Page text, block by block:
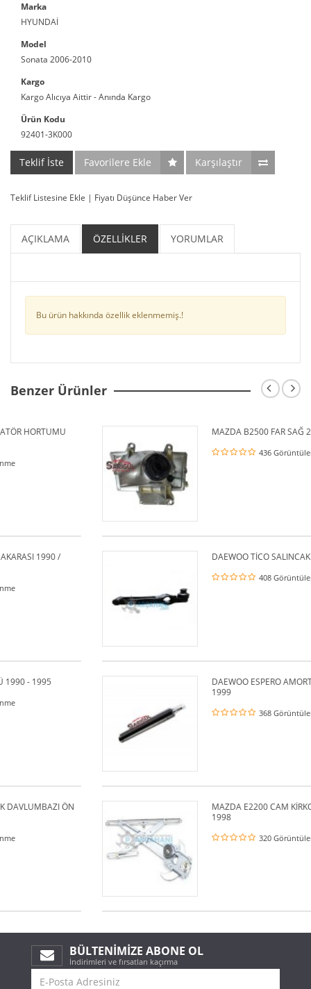
Marka
HYUNDAİ
Model
Sonata 2006-2010
Kargo
Kargo Alıcıya Aittir - Anında Kargo
Ürün Kodu
92401-3K000
Teklif İste Favorilere Ekle Karşılaştır
Teklif Listesine Ekle | Fiyatı Düşünce Haber Ver
AÇIKLAMA ÖZELLİKLER YORUMLAR
Bu ürün hakkında özellik eklenmemiş.!
Benzer Ürünler
/
ÖN
MAZDA B2500 FAR SAĞ 2000 / 2006
436 Görüntülenme
DAEWOO TİCO SALINCAK SAG 1985 -
408 Görüntülenme
DAEWOO ESPERO AMORTİSÖR ÖN
368 Görüntülenme
MAZDA E2200 CAM KİRKOSU ÖN SAG
1998
320 Görüntülenme
BÜLTENIMIZE ABONE OL
İndirimleri ve fırsatları kaçırma